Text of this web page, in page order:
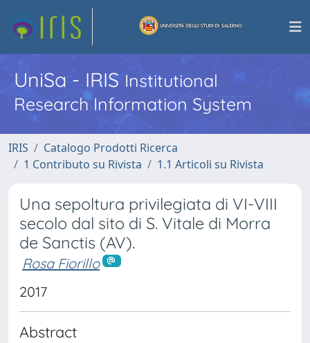
UniSa - IRISInstitutional
Research Information System
IRIS
Catalogo Prodotti Ricerca
1 Contributo su Rivista
1.1 Articoli su Rivista
Una sepoltura privilegiata di VI-VIII
secolo dal sito di S. Vitale di Morra
de Sanctis (AV).
Rosa Fiorillo
2017
Abstract